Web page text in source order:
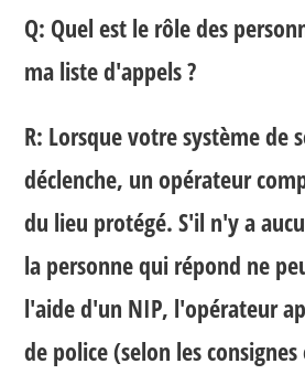
Q: Quel est le rôle des
ma liste d'appels ?
R: Lorsque votre système de
déclenche, un opérateur
du lieu protégé. S'il n'y a
la personne qui répond ne
l'aide d'un NIP, l'opérateur
de police (selon les